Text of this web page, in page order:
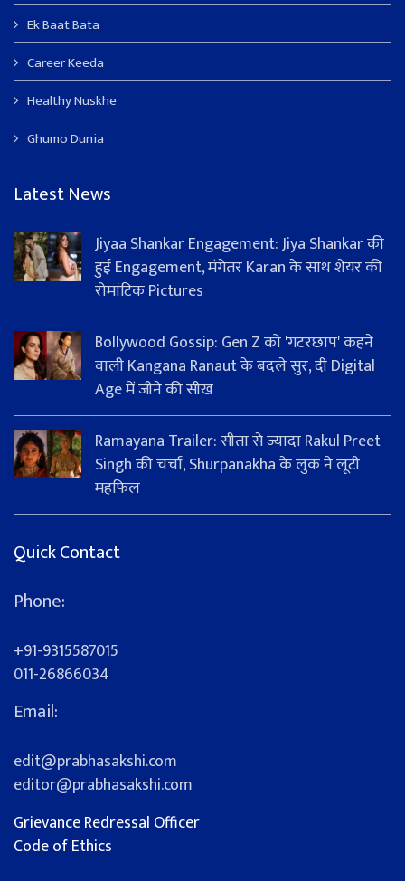
Ek Baat Bata
Career Keeda
Healthy Nuskhe
Ghumo Dunia
Latest News
Jiyaa Shankar Engagement: Jiya Shankar की
हुई Engagement, मंगेतर Karan के साथ शेयर की
रोमांटिक Pictures
Bollywood Gossip: Gen Z को 'गटरछाप' कहने
वाली Kangana Ranaut के बदले सुर, दी Digital
Age में जीने की सीख
Ramayana Trailer: सीता से ज्यादा Rakul Preet
Singh की चर्चा, Shurpanakha के लुक ने लूटी
महफिल
Quick Contact
Phone:
+91-9315587015
011-26866034
Email:
edit@prabhasakshi.com
editor@prabhasakshi.com
Grievance Redressal Officer
Code of Ethics